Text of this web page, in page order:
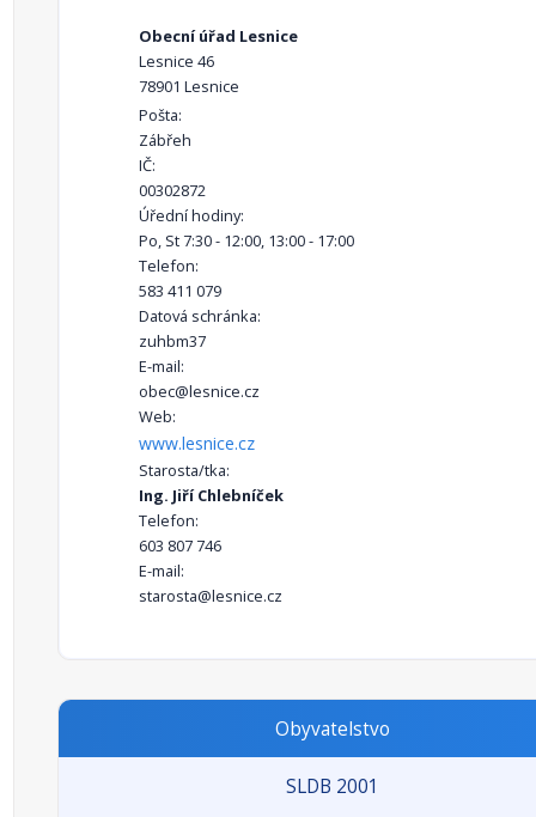
Obecní úřad Lesnice
Lesnice 46
78901 Lesnice
Pošta:
Zábřeh
IČ:
00302872
Úřední hodiny:
Po, St 7:30 - 12:00, 13:00 - 17:00
Telefon:
583 411 079
Datová schránka:
zuhbm37
E-mail:
obec@lesnice.cz
Web:
www.lesnice.cz
Starosta/tka:
Ing. Jiří Chlebníček
Telefon:
603 807 746
E-mail:
starosta@lesnice.cz
Obyvatelstvo
SLDB 2001